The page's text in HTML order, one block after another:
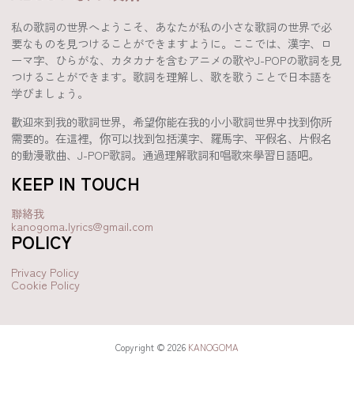
私の歌詞の世界へようこそ、あなたが私の小さな歌詞の世界で必
要なものを見つけることができますように。ここでは、漢字、ロ
ーマ字、ひらがな、カタカナを含むアニメの歌やJ-POPの歌詞を見
つけることができます。歌詞を理解し、歌を歌うことで日本語を
学びましょう。
歡迎來到我的歌詞世界，希望你能在我的小小歌詞世界中找到你所
需要的。在這裡，你可以找到包括漢字、羅馬字、平假名、片假名
的動漫歌曲、J-POP歌詞。通過理解歌詞和唱歌來學習日語吧。
KEEP IN TOUCH
聯絡我
kanogoma.lyrics@gmail.com
POLICY
Privacy Policy
Cookie Policy
Copyright © 2026 KANOGOMA